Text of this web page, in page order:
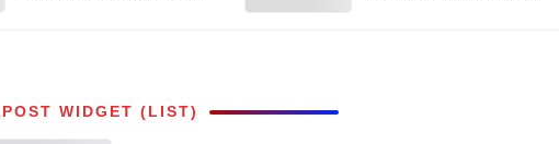
WIDGET (LIST)